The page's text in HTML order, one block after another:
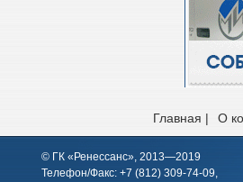
Главная | О
© ГК «Ренессанс», 2013—2019
Телефон/Факс: +7 (812) 309-74-09,